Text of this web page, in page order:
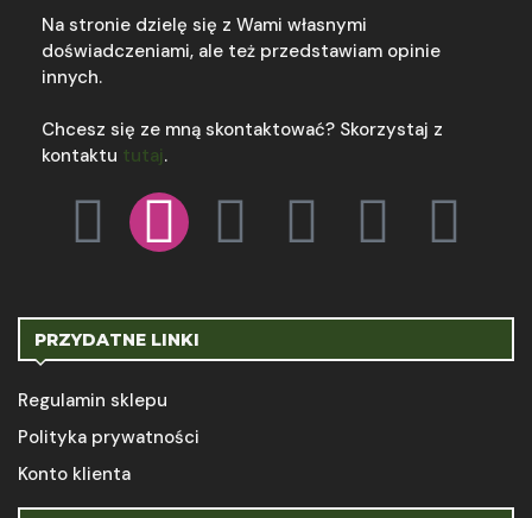
Na stronie dzielę się z Wami własnymi
doświadczeniami, ale też przedstawiam opinie
innych.
Chcesz się ze mną skontaktować? Skorzystaj z
kontaktu tutaj.
PRZYDATNE LINKI
Regulamin sklepu
Polityka prywatności
Konto klienta